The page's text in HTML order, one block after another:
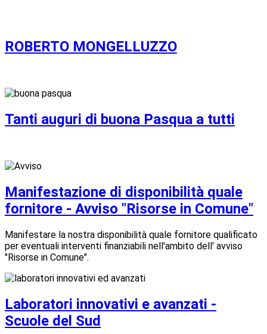
ROBERTO MONGELLUZZO
Tanti auguri di buona Pasqua a tutti
Manifestazione di disponibilità quale
fornitore - Avviso "Risorse in Comune"
Manifestare la nostra disponibilità quale fornitore qualificato
per eventuali interventi finanziabili nell'ambito dell' avviso
"Risorse in Comune".
Laboratori innovativi e avanzati -
Scuole del Sud